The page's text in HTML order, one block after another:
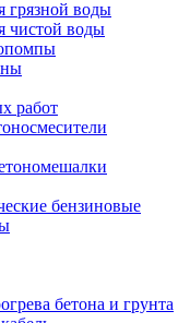
воды
чистой воды
работ
бензиновые
бетона и грунта